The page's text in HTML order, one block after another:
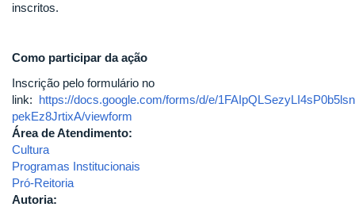
inscritos.
Como participar da ação
Inscrição pelo formulário no
link: https://docs.google.com/forms/d/e/
pekEz8JrtixA/viewform
Área de Atendimento:
Cultura
Programas Institucionais
Pró-Reitoria
Autoria: